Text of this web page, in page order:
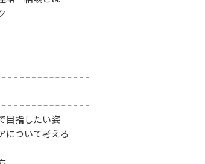
目指したい姿
について考える